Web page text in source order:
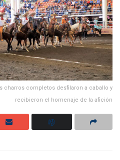
charros completos desfilaron a caballo y
recibieron el homenaje de la afición